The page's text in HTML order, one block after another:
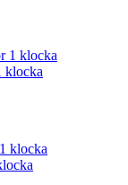
klocka